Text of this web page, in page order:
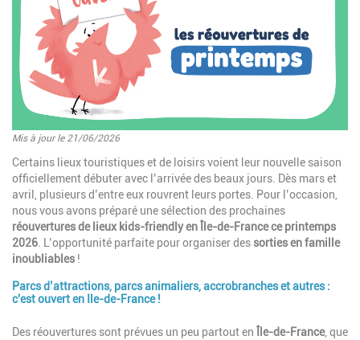
Mis à jour le 21/06/2026
Introduction
Certains lieux touristiques et de loisirs voient leur nouvelle saison
officiellement débuter avec l’arrivée des beaux jours. Dès mars et
avril, plusieurs d’entre eux rouvrent leurs portes. Pour l’occasion,
nous vous avons préparé une sélection des prochaines
réouvertures de lieux kids-friendlyen Île-de-France ce printemps
2026 . L’opportunité parfaite pour organiser dessorties en famille
inoubliables !
Paragraphes
Parcs d’attractions, parcs animaliers, accrobranches et autres :
c'est ouvert en Ile-de-France !
Description
Des réouvertures sont prévues un peu partout en Île-de-France, que